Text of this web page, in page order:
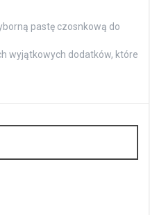
pastę czosnkową do
wyjątkowych dodatków, które